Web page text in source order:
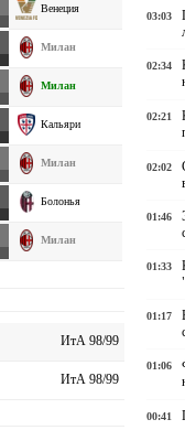
Венеция
Милан
Милан
Кальяри
Милан
Болонья
Милан
ИтА 98/99
ИтА 98/99
03:03
02:34
02:21
02:02
01:46
01:33
01:17
01:06
00:41